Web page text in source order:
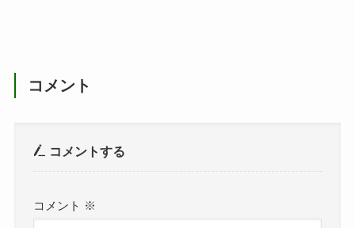
コメント
コメントする
コメント ※